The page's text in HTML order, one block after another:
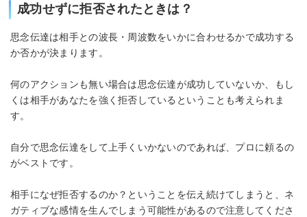
成功せずに拒否されたときは？
思念伝達は相手との波長・周波数をいかに合わせるかで成功する
か否かが決まります。
何のアクションも無い場合は思念伝達が成功していないか、もし
くは相手があなたを強く拒否しているということも考えられま
す。
自分で思念伝達をして上手くいかないのであれば、プロに頼るの
がベストです。
相手になぜ拒否するのか？ということを伝え続けてしまうと、ネ
ガティブな感情を生んでしまう可能性があるので注意してくださ